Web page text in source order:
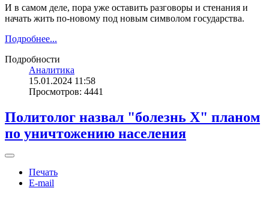
И в самом деле, пора уже оставить разговоры и стенания и
начать жить по-новому под новым символом государства.
Подробнее...
Подробности
Аналитика
15.01.2024 11:58
Просмотров: 4441
Политолог назвал "болезнь X" планом
по уничтожению населения
Печать
E-mail